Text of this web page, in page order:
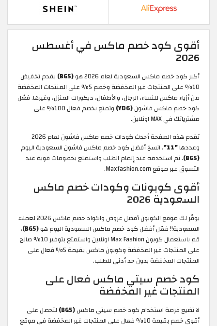
أقوى كود خصم ماكس في أغسطس
2026
أكبر كود خصم ماكس السعودية لعام 2026 هو (BG5)
يقدم تخفيض
10% على المنتجات غير المخفضة وخصم 5% على المنتجات المخفضة
من أزياء ماكس للنساء، الرجال، والأطفال، ديكورات المنزل، وغيرها. فعّل
كود خصم ماكس فاشون(YD6)
وتمتع بخصم فعال 100% على
مشترياتك في MAX اونلاين.
تقدم هذه الصفحة أحدث كودات خصم ماكس فاشون لعام 2026
وعددها"11"
. انسخ أفضل كود خصم ماكس فاشون السعودية اليوم
(BG5)
. ثم استخدمه عند إتمام الطلب واستمتع بخصومات قوية عند
التسوق عبر موقع Maxfashion.com.
أقوى كوبونات وكودات خصم ماكس
السعودية 2026
يوفّر لك موقع الكوبون أفضل عروض واكواد خصم ماكس 2026 لعملاء
السعودية!! فعّل أفضل كود خصم ماكس السعودية اليوم هو(BG5)
،
قم باستعمال كوبون Max Fashion اونلاين واستمتع بتوفير 10% صالح
على المنتجات غير المخفضة وكوبون ماكس بقيمة 5% فعال على
المنتجات المخفضة بدون حد أدنى للطلب.
كود خصم سيتي ماكس فعال على
المنتجات غير المخفضة
لا تضيع فرصة استخدام كود خصم سيتي ماكس(BG5)
لتحصل على
أقوى خصم بقيمة 10% فعال على المنتجات غير المخفضة في موقع